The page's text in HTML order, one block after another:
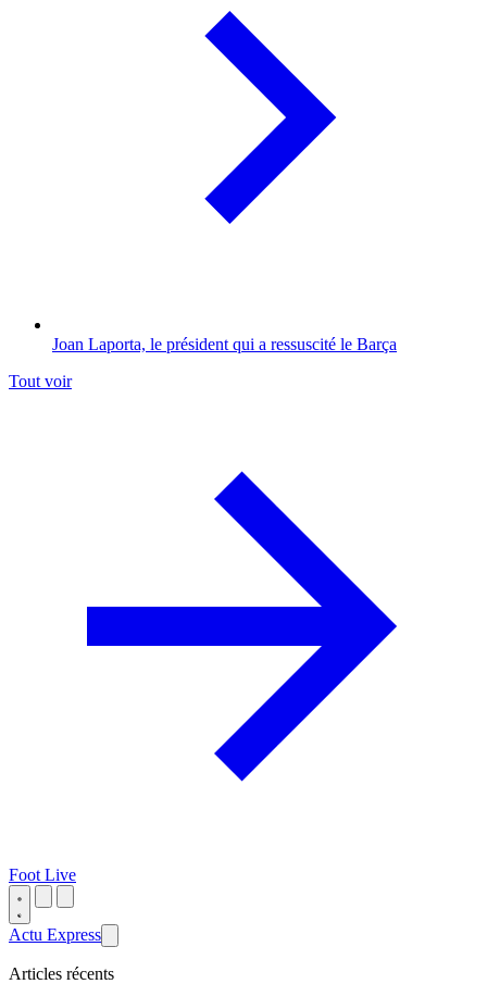
Joan Laporta, le président qui a ressuscité le Barça
Tout voir
Foot Live
Actu Express
Articles récents